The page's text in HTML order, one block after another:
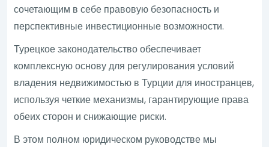
сочетающим в себе правовую безопасность и
перспективные инвестиционные возможности.
Турецкое законодательство обеспечивает
комплексную основу для регулирования условий
владения недвижимостью в Турции для иностранцев,
используя четкие механизмы, гарантирующие права
обеих сторон и снижающие риски.
В этом полном юридическом руководстве мы